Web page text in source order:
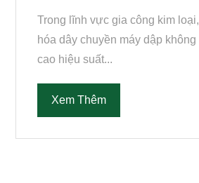
Trong lĩnh vực gia công kim
hóa dây chuyền máy dập
cao hiệu suất...
Xem Thêm